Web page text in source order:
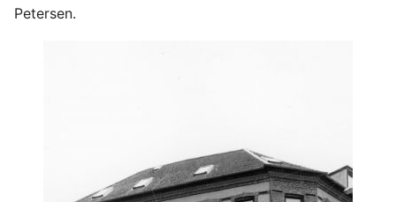
Petersen.